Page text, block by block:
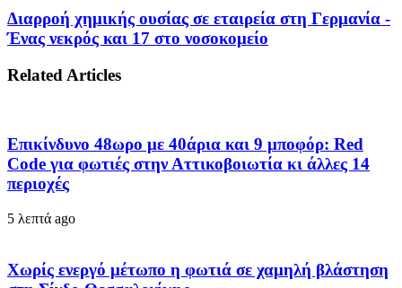
Διαρροή χημικής ουσίας σε εταιρεία στη Γερμανία -
Ένας νεκρός και 17 στο νοσοκομείο
Related Articles
Επικίνδυνο 48ωρο με 40άρια και 9 μποφόρ: Red
Code για φωτιές στην Αττικοβοιωτία κι άλλες 14
περιοχές
5 λεπτά ago
Χωρίς ενεργό μέτωπο η φωτιά σε χαμηλή βλάστηση